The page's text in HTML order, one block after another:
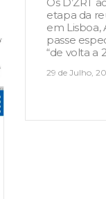
etapa da
em Lisboa,
passe
“de volta a
29 de Julho,